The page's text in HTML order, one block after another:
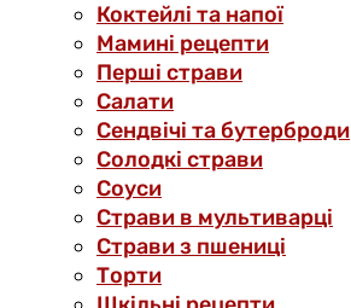
Коктейлі та напої
Мамині рецепти
Перші страви
Салати
Сендвічі та бутерброди
Солодкі страви
Соуси
Страви в мультиварці
Страви з пшениці
Торти